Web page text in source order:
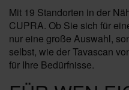
Mit 19 Standorten in der
CUPRA. Ob Sie sich für
nur eine große Auswahl,
selbst, wie der Tavascan
für Ihre Bedürfnisse.